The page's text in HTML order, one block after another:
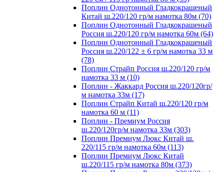
Поплин Однотонный Гладкокрашеный
Китай ш.220/120 гр/м намотка 80м (70)
Поплин Однотонный Гладкокрашеный
Россия ш.220/120 гр/м намотка 60м (64)
Поплин Однотонный Гладкокрашеный
Россия ш.220/122 ± 6 гр/м намотка 33 м
(78)
Поплин Страйп Россия ш.220/120 гр/м
намотка 33 м (10)
Поплин - Жаккард Россия ш.220/120гр/
м намотка 33м (17)
Поплин Страйп Китай ш.220/120 гр/м
намотка 60 м (11)
Поплин - Премиум Россия
ш.220/120гр/м намотка 33м (303)
Поплин Премиум Люкс Китай ш.
220/115 гр/м намотка 60м (113)
Поплин Премиум Люкс Китай
ш.220/115 гр/м намотка 80м (373)